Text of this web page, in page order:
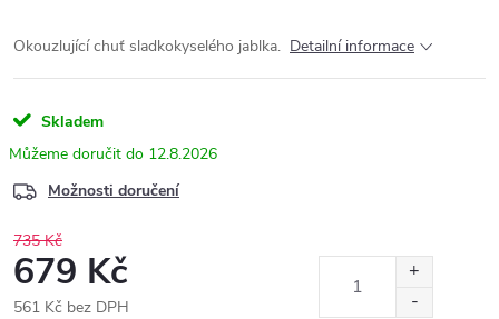
Okouzlující chuť sladkokyselého jablka. Detailní informace
Skladem
12.8.2026
Možnosti doručení
735 Kč
679 Kč
561 Kč bez DPH